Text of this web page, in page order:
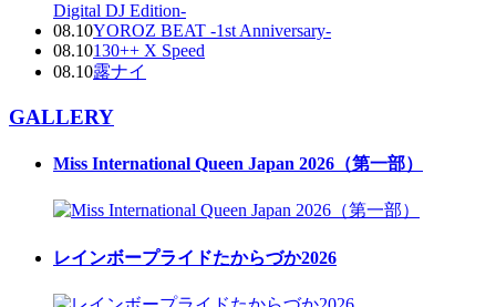
Digital DJ Edition-
08.10YOROZ BEAT -1st Anniversary-
08.10130++ X Speed
08.10露ナイ
GALLERY
Miss International Queen Japan 2026（第一部）
レインボープライドたからづか2026